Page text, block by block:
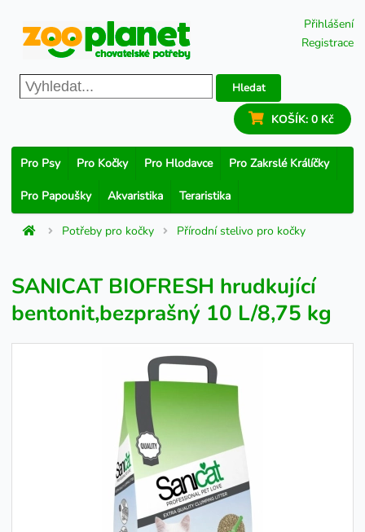
Přihlášení
Registrace
Hledat
KOŠÍK: 0 Kč
Pro Psy Pro Kočky Pro Hlodavce Pro Zakrslé Králíčky
Pro Papoušky Akvaristika Teraristika
Potřeby pro kočky Přírodní stelivo pro kočky
SANICAT BIOFRESH hrudkující
bentonit,bezprašný 10 L/8,75 kg